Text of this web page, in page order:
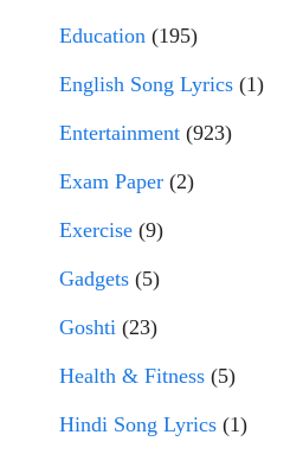
Education (195)
English Song Lyrics (1)
Entertainment (923)
Exam Paper (2)
Exercise (9)
Gadgets (5)
Goshti (23)
Health & Fitness (5)
Hindi Song Lyrics (1)